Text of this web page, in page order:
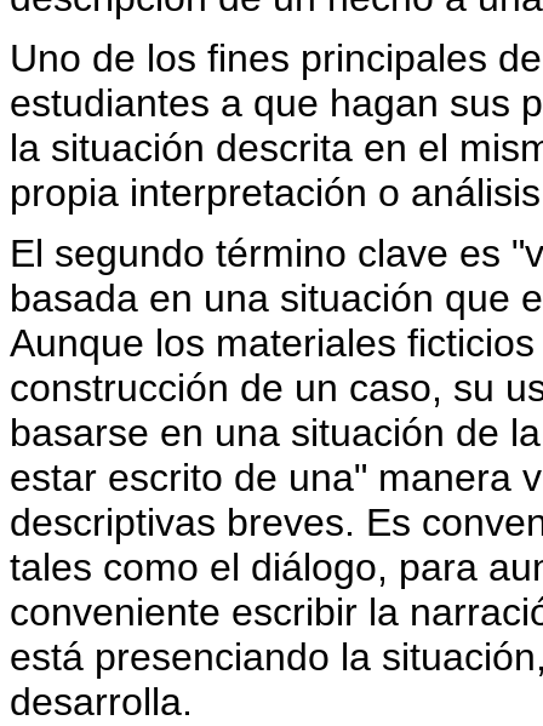
Uno de los fines principales
estudiantes a que hagan sus
la situación descrita en el
propia interpretación o
El segundo término clave es
basada en una situación que
Aunque los materiales
construcción de un caso, su
basarse en una situación de
estar escrito de una" manera
descriptivas breves. Es
tales como el diálogo, para
conveniente escribir la
está presenciando la
desarrolla.